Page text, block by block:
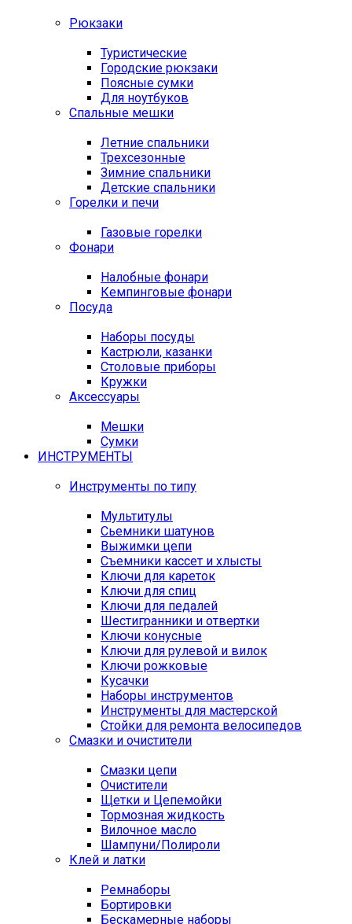
Рюкзаки
Туристические
Городские рюкзаки
Поясные сумки
Для ноутбуков
Спальные мешки
Летние спальники
Трехсезонные
Зимние спальники
Детские спальники
Горелки и печи
Газовые горелки
Фонари
Налобные фонари
Кемпинговые фонари
Посуда
Наборы посуды
Кастрюли, казанки
Столовые приборы
Кружки
Аксессуары
Мешки
Сумки
ИНСТРУМЕНТЫ
Инструменты по типу
Мультитулы
Сьемники шатунов
Выжимки цепи
Съемники кассет и хлысты
Ключи для кареток
Ключи для спиц
Ключи для педалей
Шестигранники и отвертки
Ключи конусные
Ключи для рулевой и вилок
Ключи рожковые
Кусачки
Наборы инструментов
Инструменты для мастерской
Стойки для ремонта велосипедов
Смазки и очистители
Смазки цепи
Очистители
Щетки и Цепемойки
Тормозная жидкость
Вилочное масло
Шампуни/Полироли
Клей и латки
Ремнаборы
Бортировки
Бескамерные наборы